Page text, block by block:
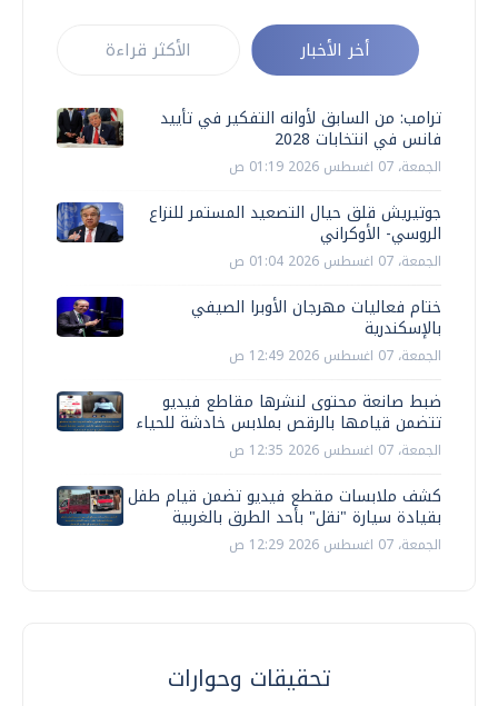
أخر الأخبار الأكثر قراءة
ترامب: من السابق لأوانه التفكير في تأييد
فانس في انتخابات 2028
الجمعة، 07 اغسطس 2026 01:19 ص
جوتيريش قلق حيال التصعيد المستمر للنزاع
الروسي- الأوكراني
الجمعة، 07 اغسطس 2026 01:04 ص
ختام فعاليات مهرجان الأوبرا الصيفي
بالإسكندرية
الجمعة، 07 اغسطس 2026 12:49 ص
ضبط صانعة محتوى لنشرها مقاطع فيديو
تتضمن قيامها بالرقص بملابس خادشة للحياء
الجمعة، 07 اغسطس 2026 12:35 ص
كشف ملابسات مقطع فيديو تضمن قيام طفل
بقيادة سيارة "نقل" بأحد الطرق بالغربية
الجمعة، 07 اغسطس 2026 12:29 ص
تحقيقات وحوارات